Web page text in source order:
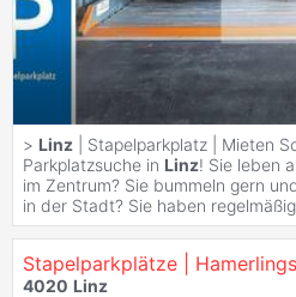
> Linz | Stapelparkplatz | Mieten
Parkplatzsuche in Linz! Sie leben
im Zentrum? Sie bummeln gern
in der Stadt? Sie haben
Stapelparkplätze |
4020 Linz